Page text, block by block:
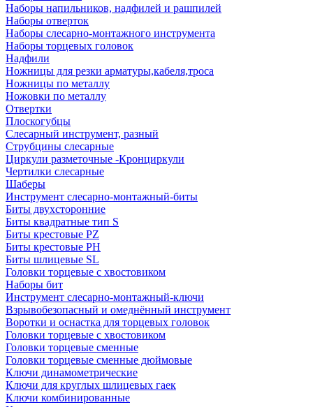
Наборы напильников, надфилей и рашпилей
Наборы отверток
Наборы слесарно-монтажного инструмента
Наборы торцевых головок
Надфили
Ножницы для резки арматуры,кабеля,троса
Ножницы по металлу
Ножовки по металлу
Отвертки
Плоскогубцы
Слесарный инструмент, разный
Струбцины слесарные
Циркули разметочные -Кронциркули
Чертилки слесарные
Шаберы
Инструмент слесарно-монтажный-биты
Биты двухсторонние
Биты квадратные тип S
Биты крестовые РZ
Биты крестовые РН
Биты шлицевые SL
Головки торцевые с хвостовиком
Наборы бит
Инструмент слесарно-монтажный-ключи
Взрывобезопасный и омеднённый инструмент
Воротки и оснаcтка для торцевых головок
Головки торцевые с хвостовиком
Головки торцевые сменные
Головки торцевые сменные дюймовые
Ключи динамометрические
Ключи для круглых шлицевых гаек
Ключи комбинированные